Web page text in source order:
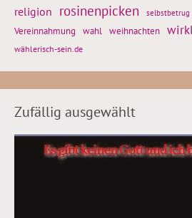
religion rosinenpicken selbstbetrug
Vereinnahmung wahl weihnachten
wählerisch-sein.de
Zufällig ausgewählt